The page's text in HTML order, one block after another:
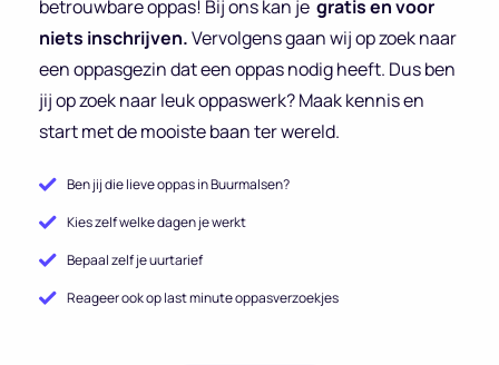
betrouwbare oppas! Bij ons kan je gratis en voor
niets inschrijven.Vervolgens gaan wij op zoek naar
een oppasgezin dat een oppas nodig heeft. Dus ben
jij op zoek naar leuk oppaswerk? Maak kennis en
start met de mooiste baan ter wereld.
Ben jij die lieve oppas in Buurmalsen?
Kies zelf welke dagen je werkt
Bepaal zelf je uurtarief
Reageer ook op last minute oppasverzoekjes